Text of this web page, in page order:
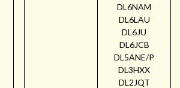
DL6NAM
DL6LAU
DL6JU
DL6JCB
DL5ANE/P
DL3HXX
DL2JQT